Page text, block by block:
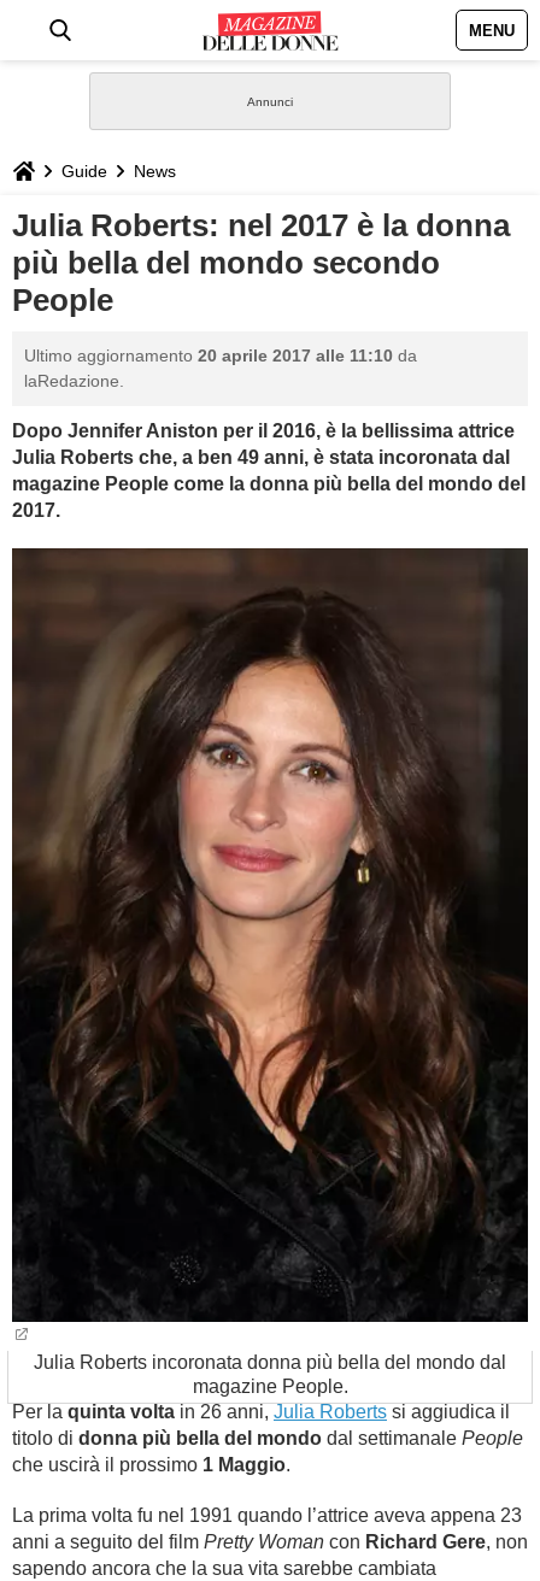
MENU
STILE
BIOGRAFIE
CAPELLI
SESSO
Guide News
Julia Roberts: nel 2017 è la donna
più bella del mondo secondo
People
Ultimo aggiornamento 20 aprile 2017 alle 11:10 da
laRedazione.
Dopo Jennifer Aniston per il 2016, è la bellissima attrice
Julia Roberts che, a ben 49 anni, è stata incoronata dal
magazine People come la donna più bella del mondo del
2017.
Julia Roberts incoronata donna più bella del mondo dal
magazine People.
Per la quinta volta in 26 anni, Julia Roberts si aggiudica il
titolo di donna più bella del mondo dal settimanale People
che uscirà il prossimo 1 Maggio.
La prima volta fu nel 1991 quando l’attrice aveva appena 23
anni a seguito del film Pretty Woman con Richard Gere, non
sapendo ancora che la sua vita sarebbe cambiata